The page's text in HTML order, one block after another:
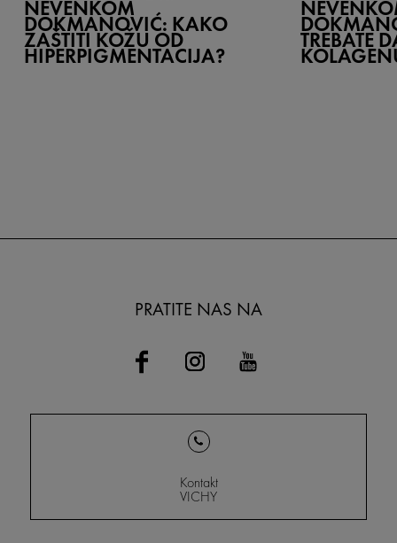
NEVENKOM
DOKMANOVIĆ: KAKO
ZAŠTITI KOŽU OD
HIPERPIGMENTACIJA?
TREBATE
PRATITE NAS NA
Kontakt
VICHY